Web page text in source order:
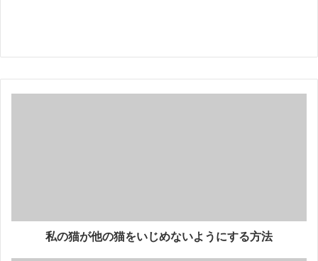
私の猫が他の猫をいじめないようにする方法